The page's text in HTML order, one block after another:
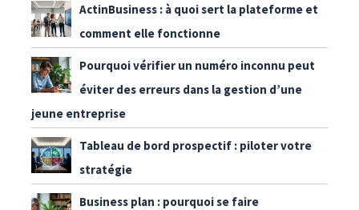
ActinBusiness : à quoi sert la plateforme et
comment elle fonctionne
Pourquoi vérifier un numéro inconnu peut
éviter des erreurs dans la gestion d’une
jeune entreprise
Tableau de bord prospectif : piloter votre
stratégie
Business plan : pourquoi se faire